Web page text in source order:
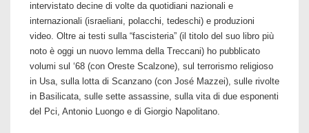
intervistato decine di volte da quotidiani nazionali e
internazionali (israeliani, polacchi, tedeschi) e produzioni
video. Oltre ai testi sulla “fascisteria” (il titolo del suo libro più
noto è oggi un nuovo lemma della Treccani) ho pubblicato
volumi sul ‘68 (con Oreste Scalzone), sul terrorismo religioso
in Usa, sulla lotta di Scanzano (con José Mazzei), sulle rivolte
in Basilicata, sulle sette assassine, sulla vita di due esponenti
del Pci, Antonio Luongo e di Giorgio Napolitano.